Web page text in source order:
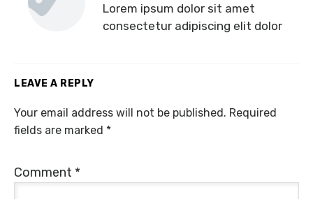
Lorem ipsum dolor sit amet
consectetur adipiscing elit dolor
LEAVE A REPLY
Your email address will not be published. Required
fields are marked *
Comment *